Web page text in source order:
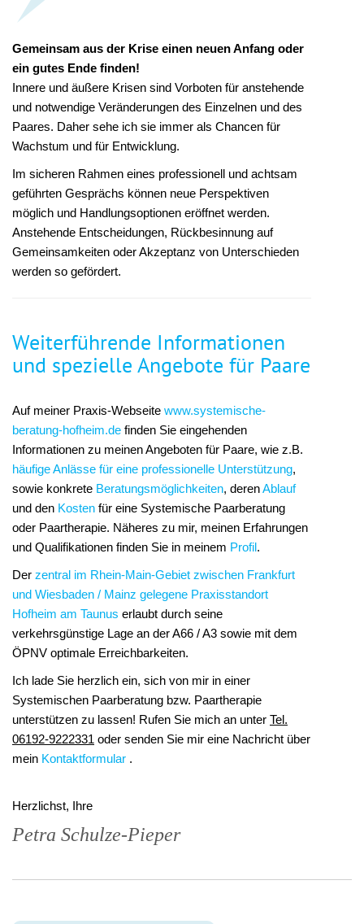
Gemeinsam aus der Krise einen neuen Anfang oder
ein gutes Ende finden!
Innere und äußere Krisen sind Vorboten für anstehende
und notwendige Veränderungen des Einzelnen und des
Paares. Daher sehe ich sie immer als Chancen für
Wachstum und für Entwicklung.
Im sicheren Rahmen eines professionell und achtsam
geführten Gesprächs können neue Perspektiven
möglich und Handlungsoptionen eröffnet werden.
Anstehende Entscheidungen, Rückbesinnung auf
Gemeinsamkeiten oder Akzeptanz von Unterschieden
werden so gefördert.
Weiterführende Informationen
und spezielle Angebote für Paare
Auf meiner Praxis-Webseite www.systemische-
beratung-hofheim.de finden Sie eingehenden
Informationen zu meinen Angeboten für Paare, wie z.B.
häufige Anlässe für eine professionelle Unterstützung,
sowie konkrete Beratungsmöglichkeiten, derenAblauf
und den Kosten für eine Systemische Paarberatung
oder Paartherapie. Näheres zu mir, meinen Erfahrungen
und Qualifikationen finden Sie in meinem Profil.
Der zentral im Rhein-Main-Gebiet zwischen Frankfurt
und Wiesbaden / Mainz gelegene Praxisstandort
Hofheim am Taunus erlaubt durch seine
verkehrsgünstige Lage an der A66 / A3 sowie mit dem
ÖPNV optimale Erreichbarkeiten.
Ich lade Sie herzlich ein, sich von mir in einer
Systemischen Paarberatung bzw. Paartherapie
unterstützen zu lassen! Rufen Sie mich an unter Tel.
06192-9222331 oder senden Sie mir eine Nachricht über
mein Kontaktformular .
Herzlichst, Ihre
Petra Schulze-Pieper